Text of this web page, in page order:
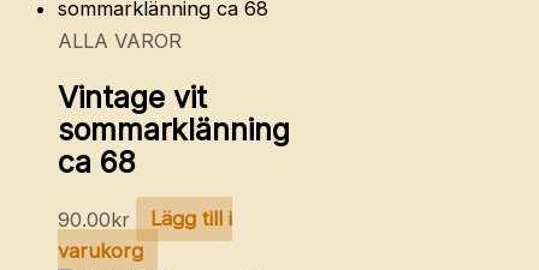
ALLA VAROR
Vintage vit
sommarklänning
ca 68
90.00kr
Lägg till i
varukorg